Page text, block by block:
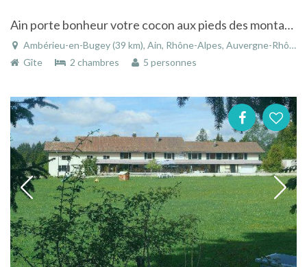
Ain porte bonheur votre cocon aux pieds des montagnes du Bugey
Ambérieu-en-Bugey (39 km), Ain, Rhône-Alpes, Auvergne-Rhône-Alpes, France
Gîte
2 chambres 5 personnes